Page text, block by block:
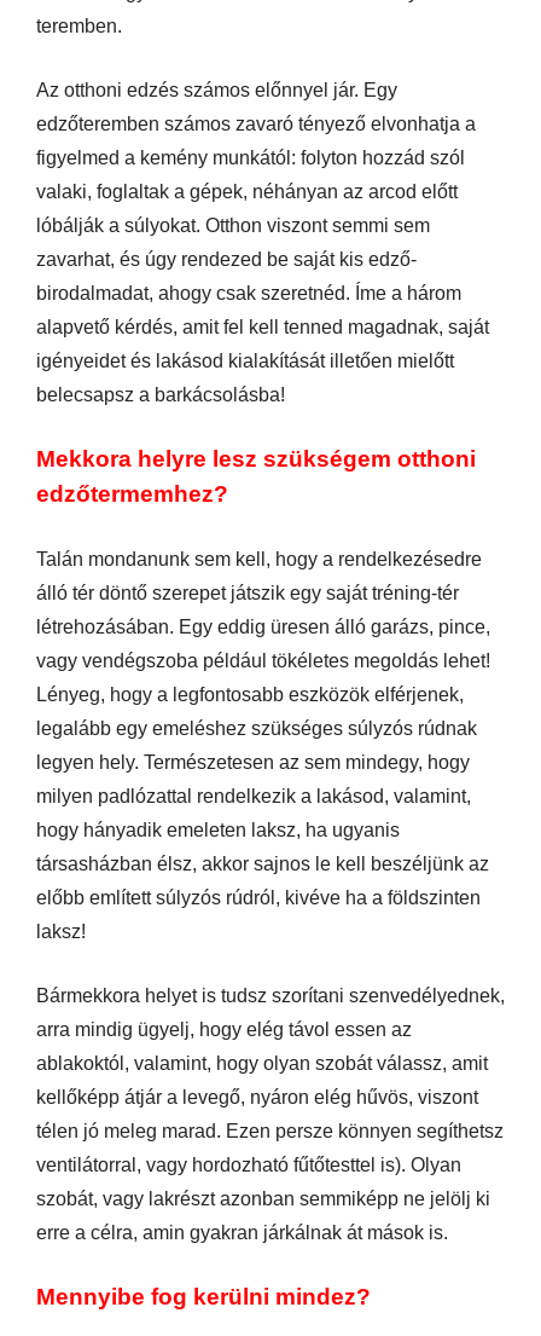
teremben.
Az otthoni edzés számos előnnyel jár. Egy
edzőteremben számos zavaró tényező elvonhatja a
figyelmed a kemény munkától: folyton hozzád szól
valaki, foglaltak a gépek, néhányan az arcod előtt
lóbálják a súlyokat. Otthon viszont semmi sem
zavarhat, és úgy rendezed be saját kis edző-
birodalmadat, ahogy csak szeretnéd. Íme a három
alapvető kérdés, amit fel kell tenned magadnak, saját
igényeidet és lakásod kialakítását illetően mielőtt
belecsapsz a barkácsolásba!
Mekkora helyre lesz szükségem otthoni
edzőtermemhez?
Talán mondanunk sem kell, hogy a rendelkezésedre
álló tér döntő szerepet játszik egy saját tréning-tér
létrehozásában. Egy eddig üresen álló garázs, pince,
vagy vendégszoba például tökéletes megoldás lehet!
Lényeg, hogy a legfontosabb eszközök elférjenek,
legalább egy emeléshez szükséges súlyzós rúdnak
legyen hely. Természetesen az sem mindegy, hogy
milyen padlózattal rendelkezik a lakásod, valamint,
hogy hányadik emeleten laksz, ha ugyanis
társasházban élsz, akkor sajnos le kell beszéljünk az
előbb említett súlyzós rúdról, kivéve ha a földszinten
laksz!
Bármekkora helyet is tudsz szorítani szenvedélyednek,
arra mindig ügyelj, hogy elég távol essen az
ablakoktól, valamint, hogy olyan szobát válassz, amit
kellőképp átjár a levegő, nyáron elég hűvös, viszont
télen jó meleg marad. Ezen persze könnyen segíthetsz
ventilátorral, vagy hordozható fűtőtesttel is). Olyan
szobát, vagy lakrészt azonban semmiképp ne jelölj ki
erre a célra, amin gyakran járkálnak át mások is.
Mennyibe fog kerülni mindez?